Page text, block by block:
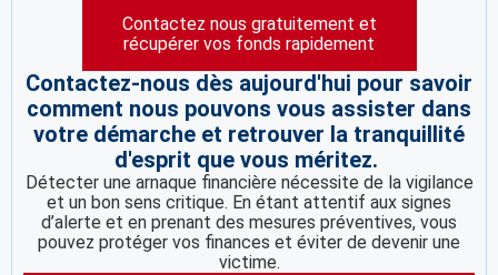
Contactez nous gratuitement et
récupérer vos fonds rapidement
Contactez-nous dès aujourd'hui pour savoir
comment nous pouvons vous assister dans
votre démarche et retrouver la tranquillité
d'esprit que vous méritez.
Détecter une arnaque financière nécessite de la vigilance
et un bon sens critique. En étant attentif aux signes
d’alerte et en prenant des mesures préventives, vous
pouvez protéger vos finances et éviter de devenir une
victime.